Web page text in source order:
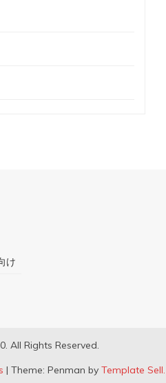
け
All Rights Reserved.
| Theme: Penman by Template Sell.